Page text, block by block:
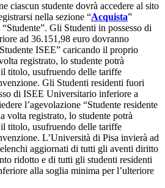
ciascun studente dovrà accedere al sito
nella sezione “Acquista”
Gli Studenti in possesso di
ad 36.151,98 euro dovranno
ISEE” caricando il proprio
registrato, lo studente potrà
titolo, usufruendo delle tariffe
Gli Studenti residenti fuori
di ISEE Universitario inferiore a
l’agevolazione “Studente residente
volta registrato, lo studente potrà
titolo, usufruendo delle tariffe
L’Università di Pisa invierà ad
aggiornati di tutti gli aventi diritto
ridotto e di tutti gli studenti residenti
alla soglia minima per l’ulteriore